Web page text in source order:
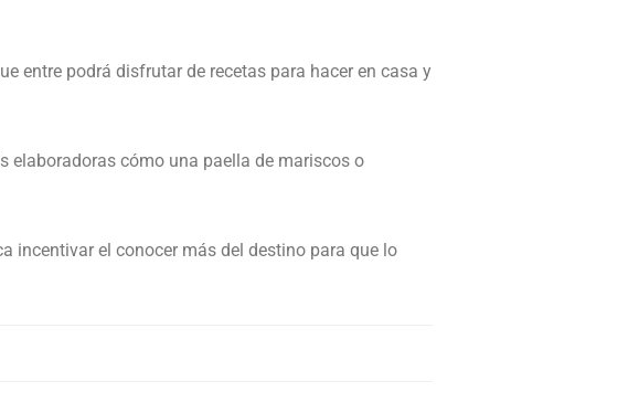
entre podrá disfrutar de recetas para hacer en casa y
elaboradoras cómo una paella de mariscos o
incentivar el conocer más del destino para que lo